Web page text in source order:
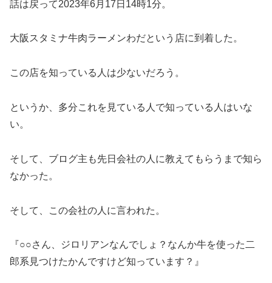
話は戻って2023年6月17日14時1分。
大阪スタミナ牛肉ラーメンわだという店に到着した。
この店を知っている人は少ないだろう。
というか、多分これを見ている人で知っている人はいな
い。
そして、ブログ主も先日会社の人に教えてもらうまで知ら
なかった。
そして、この会社の人に言われた。
『○○さん、ジロリアンなんでしょ？なんか牛を使った二
郎系見つけたかんですけど知っています？』